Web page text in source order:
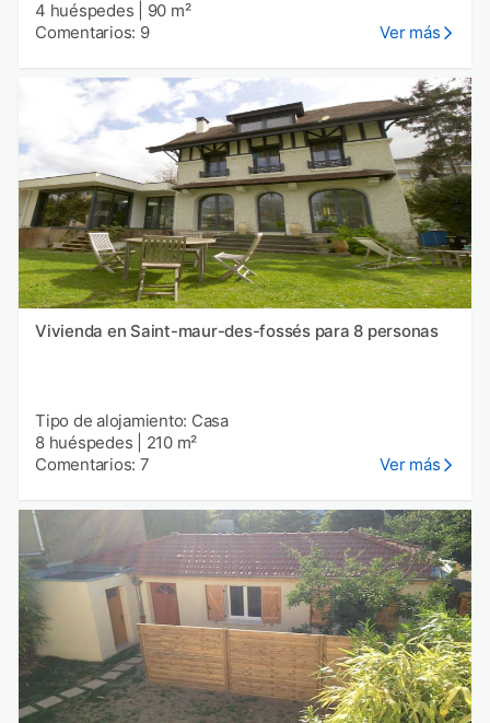
4 huéspedes
90 m²
Comentarios: 9
Ver más
Vivienda en Saint-maur-des-fossés para 8 personas
Tipo de alojamiento: Casa
8 huéspedes
210 m²
Comentarios: 7
Ver más